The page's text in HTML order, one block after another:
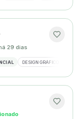
29 dias
DESIGN GRÁFICO
·